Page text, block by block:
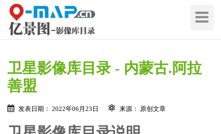
切
导
卫星影像库目录 - 内蒙古.阿拉
善盟
发表日期： 2022年06月23日 来源： 原创文章